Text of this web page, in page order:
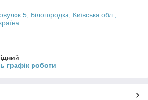
відразу вразив мене своїм яскравим
5, Білогородка, Київська обл.,
графік роботи